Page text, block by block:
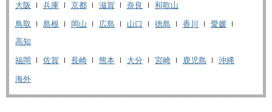
大阪 兵庫 京都 滋賀 奈良 和歌山
鳥取 島根 岡山 広島 山口 徳島 香川
愛媛
高知
福岡 佐賀 長崎 熊本 大分 宮崎 鹿児島 沖縄
海外